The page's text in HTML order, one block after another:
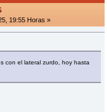
19:55 Horas »
con el lateral zurdo, hoy hasta